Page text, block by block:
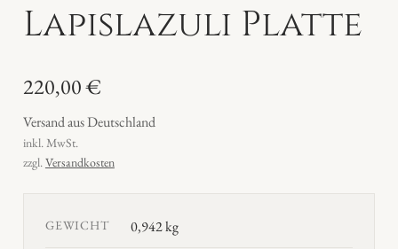
Lapislazuli Platte
220,00€
Versand aus Deutschland
inkl. MwSt.
zzgl.Versandkosten
GEWICHT 0,942 kg